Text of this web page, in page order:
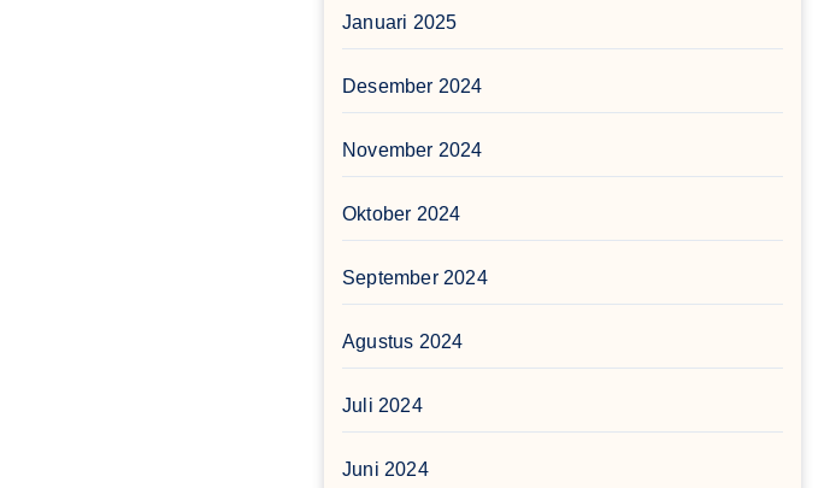
Januari 2025
Desember 2024
November 2024
Oktober 2024
September 2024
Agustus 2024
Juli 2024
Juni 2024